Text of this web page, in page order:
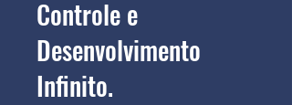
Controle e
Desenvolvimento
Infinito.